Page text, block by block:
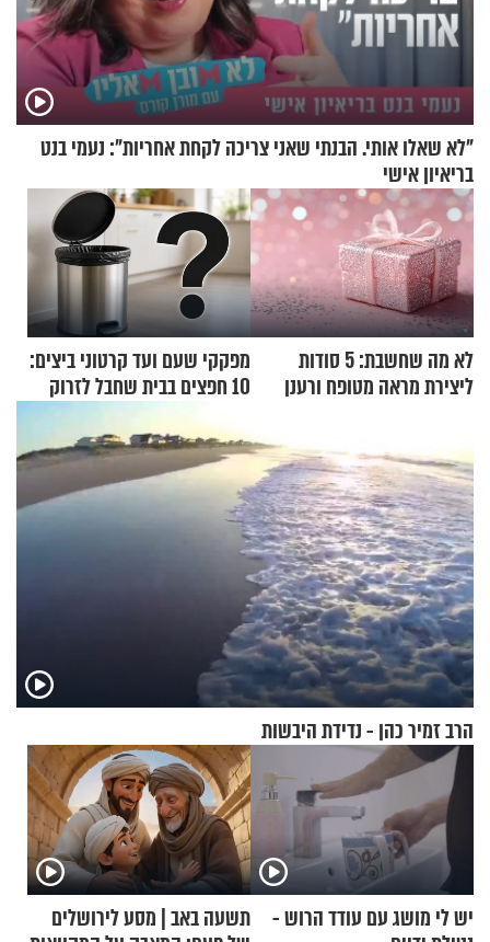
"לא שאלו אותי. הבנתי שאני צריכה לקחת אחריות": נעמי בנט
בריאיון אישי
לא מה שחשבת: 5 סודות
ליצירת מראה מטופח ורענן
מפקקי שעם ועד קרטוני ביצים:
10 חפצים בבית שחבל לזרוק
הרב זמיר כהן - נדידת היבשות
יש לי מושג עם עודד הרוש -
תשעה באב | מסע לירושלים